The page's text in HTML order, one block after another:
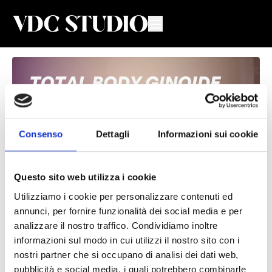
Consenso Dettagli Informazioni sui cookie
Questo sito web utilizza i cookie
Utilizziamo i cookie per personalizzare contenuti ed
annunci, per fornire funzionalità dei social media e per
analizzare il nostro traffico. Condividiamo inoltre
informazioni sul modo in cui utilizzi il nostro sito con i
nostri partner che si occupano di analisi dei dati web,
pubblicità e social media, i quali potrebbero combinarle
Total Body Ginoide #78
Lezione di Total Body per donne 🍐con Valeria